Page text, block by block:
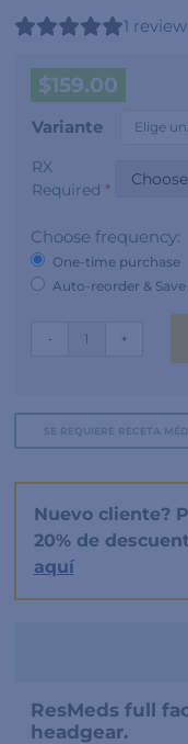
1 review
$159.00
Variante
RX
Required *
Choose frequency:
One-time purchase
Auto-reorder & Save
-
AirFit™
+
SE REQUIERE RECETA
Nuevo cliente?
20% de
aquí
ResMeds full
headgear.